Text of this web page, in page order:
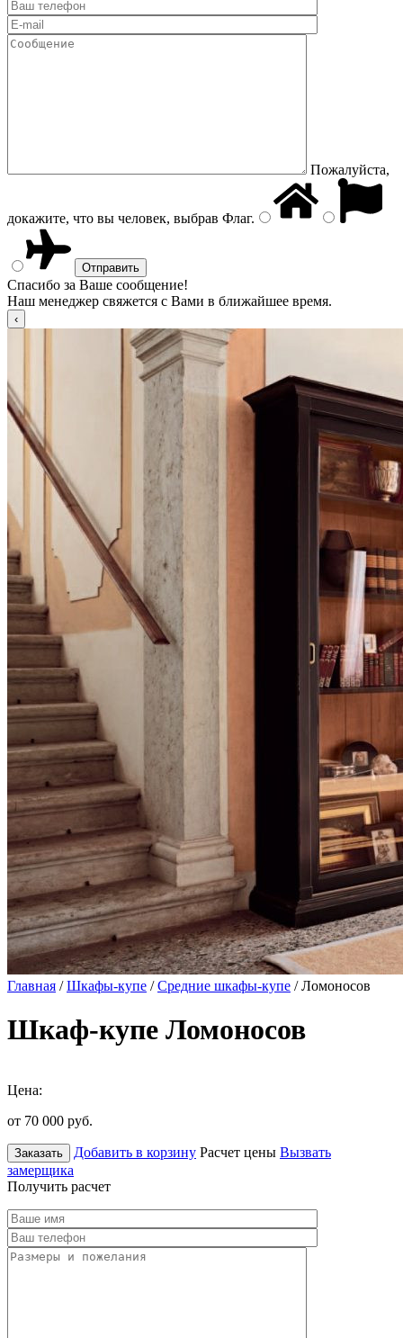
Пожалуйста,
докажите, что вы человек, выбрав Флаг.
Спасибо за Ваше сообщение!
Наш менеджер свяжется с Вами в ближайшее время.
Главная /Шкафы-купе /Средние шкафы-купе / Ломоносов
Шкаф-купе Ломоносов
Цена:
от 70 000 руб.
Заказать Добавить в корзину Расчет цены Вызвать
замерщика
Получить расчет